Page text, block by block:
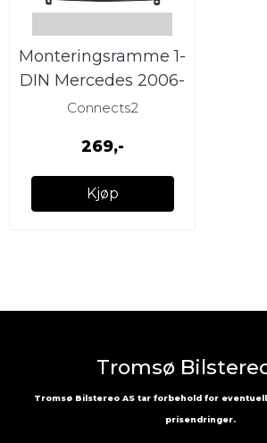
Monteringsramme 1-
DIN Mercedes 2006-
2014
Connects2
269,-
Kjøp
Tromsø
Tromsø Bilstereo AS tar forbehold for
prisendringer.